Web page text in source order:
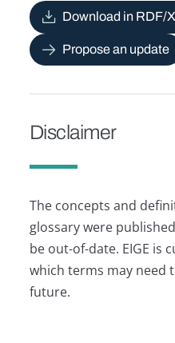
Download in RDF/
Propose an update
Disclaimer
The concepts and
glossary were
be out-of-date. EIGE is
which terms may need
future.